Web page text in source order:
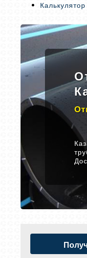
Калькулятор